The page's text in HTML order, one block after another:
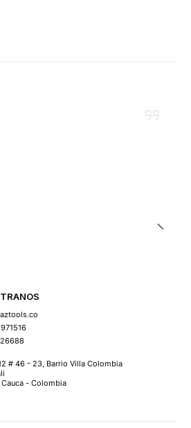
# 46 - 23, Barrio Villa Colombia
Cauca - Colombia